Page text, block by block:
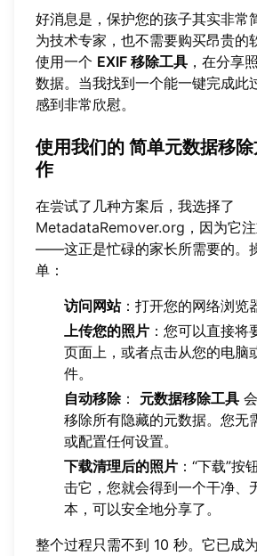
好消息是，保护您的孩子其实非常
为技术专家，也不需要购买昂贵的
使用一个 EXIF 移除工具 ，在分享
数据。当我找到一个能一键完成此
感到非常欣慰。
使用我们的 简单元数据移
作
在尝试了几种方案后，我选择了
MetadataRemover.org ，因为它
——这正是忙碌的家长所需要的。
单：
访问网站：打开您的网络浏览
上传您的照片 ：您可以直接将
页面上，或者点击从您的电脑
件。
自动移除： 元数据移除工具
移除所有隐藏的元数据。您无
或配置任何设置。
下载清理后的照片 ：“下载”按
击它，您就会得到一个干净、
本，可以安全地分享了。
整个过程只需不到 10 秒。它已成